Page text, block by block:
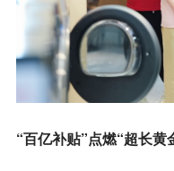
“百亿补贴”点燃“超长黄